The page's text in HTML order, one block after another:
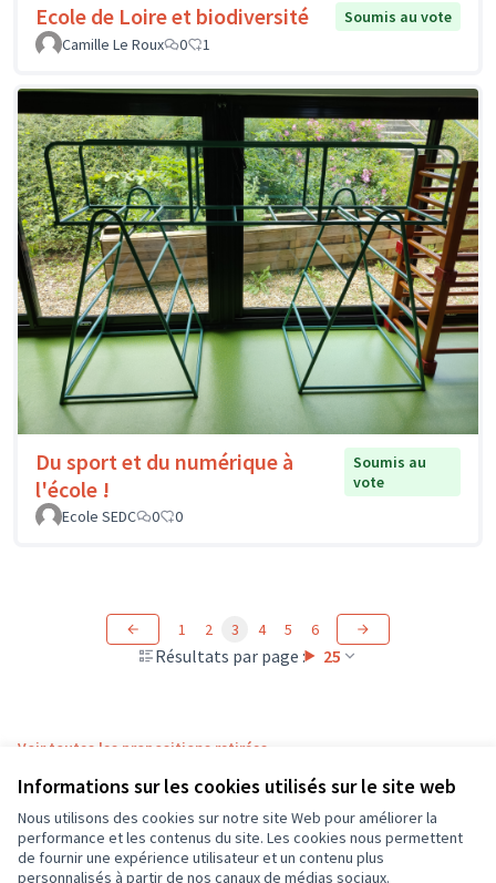
Informations sur les cookies utilisés sur le site web
Nous utilisons des cookies sur notre site Web pour améliorer la
performance et les contenus du site. Les cookies nous permettent
de fournir une expérience utilisateur et un contenu plus
personnalisés à partir de nos canaux de médias sociaux.
Ecole de Loire et biodiversité
Soumis au vote
Camille Le Roux
0 1
Du sport et du numérique à
l'école !
Soumis au
vote
Ecole SEDC
0 0
Résultats par page : 25
1 2 3 4 5 6
Voir toutes les propositions retirées
Conditions d'utilisation
Paramètres des cookies
CD37 sur XCD37 sur Facebook
CD37 sur Instagram
CD37 sur YouTube